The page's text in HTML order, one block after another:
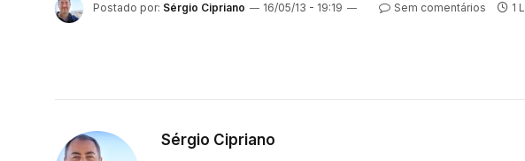
Postado por: Sérgio Cipriano 16/05/13 - 19:19 Sem comentários 1
Sérgio Cipriano